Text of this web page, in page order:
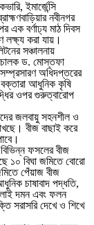
ইমার্জেন্সি
নবীনগর
এক বর্ণাঢ্য মাঠ দিবস
করা যায়।
সঞ্চালনায়
ড. মোস্তফা
অধিদপ্তরের
আধুনিক কৃষি
ওপর গুরুত্বারোপ
জলবায়ু সহনশীল ও
বীজ বাছাই করে
ফসলের বীজ
১০ বিঘা জমিতে বোরো
পেঁয়াজ বীজ
চাষাবাদ পদ্ধতি,
দমন এবং ফলন
সরাসরি দেখে ও শিখে